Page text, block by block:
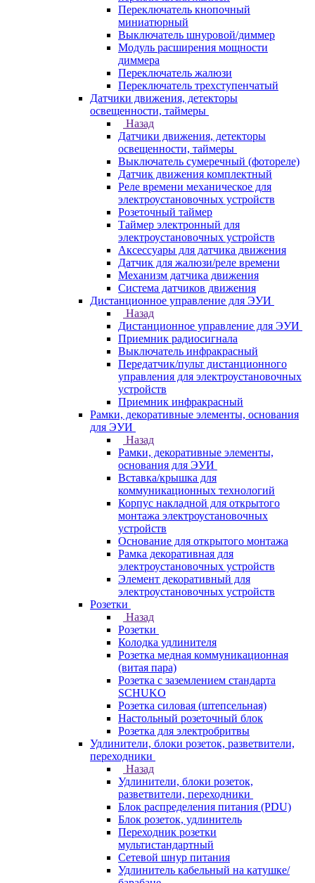
Переключатель кнопочный
миниатюрный
Выключатель шнуровой/диммер
Модуль расширения мощности
диммера
Переключатель жалюзи
Переключатель трехступенчатый
Датчики движения, детекторы
освещенности, таймеры
Назад
Датчики движения, детекторы
освещенности, таймеры
Выключатель сумеречный (фотореле)
Датчик движения комплектный
Реле времени механическое для
электроустановочных устройств
Розеточный таймер
Таймер электронный для
электроустановочных устройств
Аксессуары для датчика движения
Датчик для жалюзи/реле времени
Механизм датчика движения
Система датчиков движения
Дистанционное управление для ЭУИ
Назад
Дистанционное управление для ЭУИ
Приемник радиосигнала
Выключатель инфракрасный
Передатчик/пульт дистанционного
управления для электроустановочных
устройств
Приемник инфракрасный
Рамки, декоративные элементы, основания
для ЭУИ
Назад
Рамки, декоративные элементы,
основания для ЭУИ
Вставка/крышка для
коммуникационных технологий
Корпус накладной для открытого
монтажа электроустановочных
устройств
Основание для открытого монтажа
Рамка декоративная для
электроустановочных устройств
Элемент декоративный для
электроустановочных устройств
Розетки
Назад
Розетки
Колодка удлинителя
Розетка медная коммуникационная
(витая пара)
Розетка с заземлением стандарта
SCHUKO
Розетка силовая (штепсельная)
Настольный розеточный блок
Розетка для электробритвы
Удлинители, блоки розеток, разветвители,
переходники
Назад
Удлинители, блоки розеток,
разветвители, переходники
Блок распределения питания (PDU)
Блок розеток, удлинитель
Переходник розетки
мультистандартный
Сетевой шнур питания
Удлинитель кабельный на катушке/